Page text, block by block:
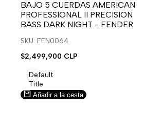
para
usar
la
lista
deseos.
para
usar
Compare
BAJO 5 CUERDAS AMERICAN
PROFESSIONAL II PRECISION
BASS DARK NIGHT - FENDER
SKU: FEN0064
Precio
venta
$2,499,900 CLP
Default
Title
Añadir a la cesta